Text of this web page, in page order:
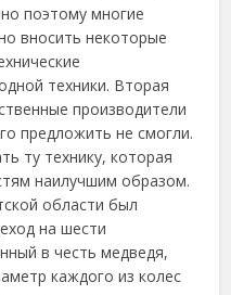
поэтому многие
вносить некоторые
техники. Вторая
производители
предложить не смогли.
ту технику, которая
наилучшим образом.
области был
на шести
в честь медведя,
каждого из колес